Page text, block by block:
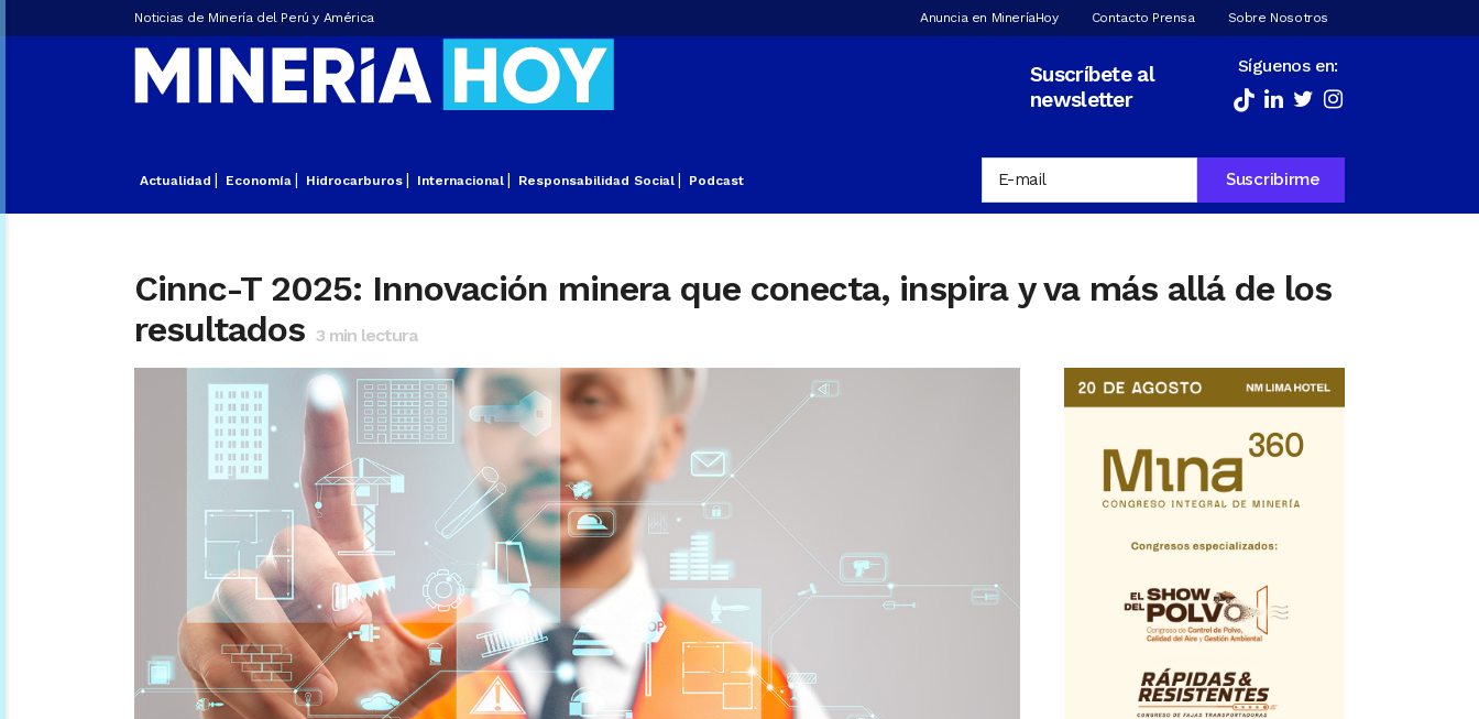
Noticias de Minería del Perú y América Anuncia en MineríaHoy Contacto Prensa Sobre Nosotros
Suscríbete al
newsletter
Síguenos en:
Actualidad Economía Hidrocarburos Internacional Responsabilidad Social Podcast
Cinnc-T 2025: Innovación minera que conecta, inspira y va más allá de los
resultados 3 min lectura